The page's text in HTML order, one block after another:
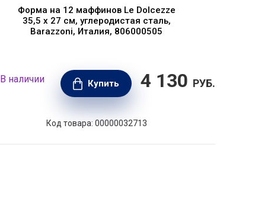
Форма на 12 маффинов Le Dolcezze
35,5 х 27 см, углеродистая сталь,
Barazzoni, Италия, 806000505
В наличии Купить 4 130 РУБ.
Код товара: 00000032713